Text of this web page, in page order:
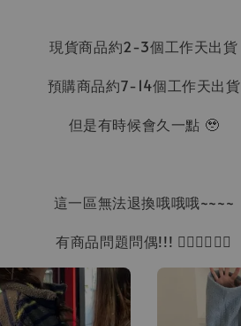
現貨商品約2-3個工作天出貨
預購商品約7-14個工作天出貨
但是有時候會久一點 🥹
這一區無法退換哦哦哦~~~~
有商品問題問偶!!! 🙋‍♀🙋‍♀🙋‍♀